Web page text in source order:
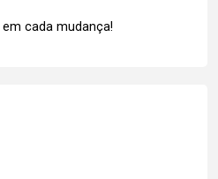
em cada mudança!